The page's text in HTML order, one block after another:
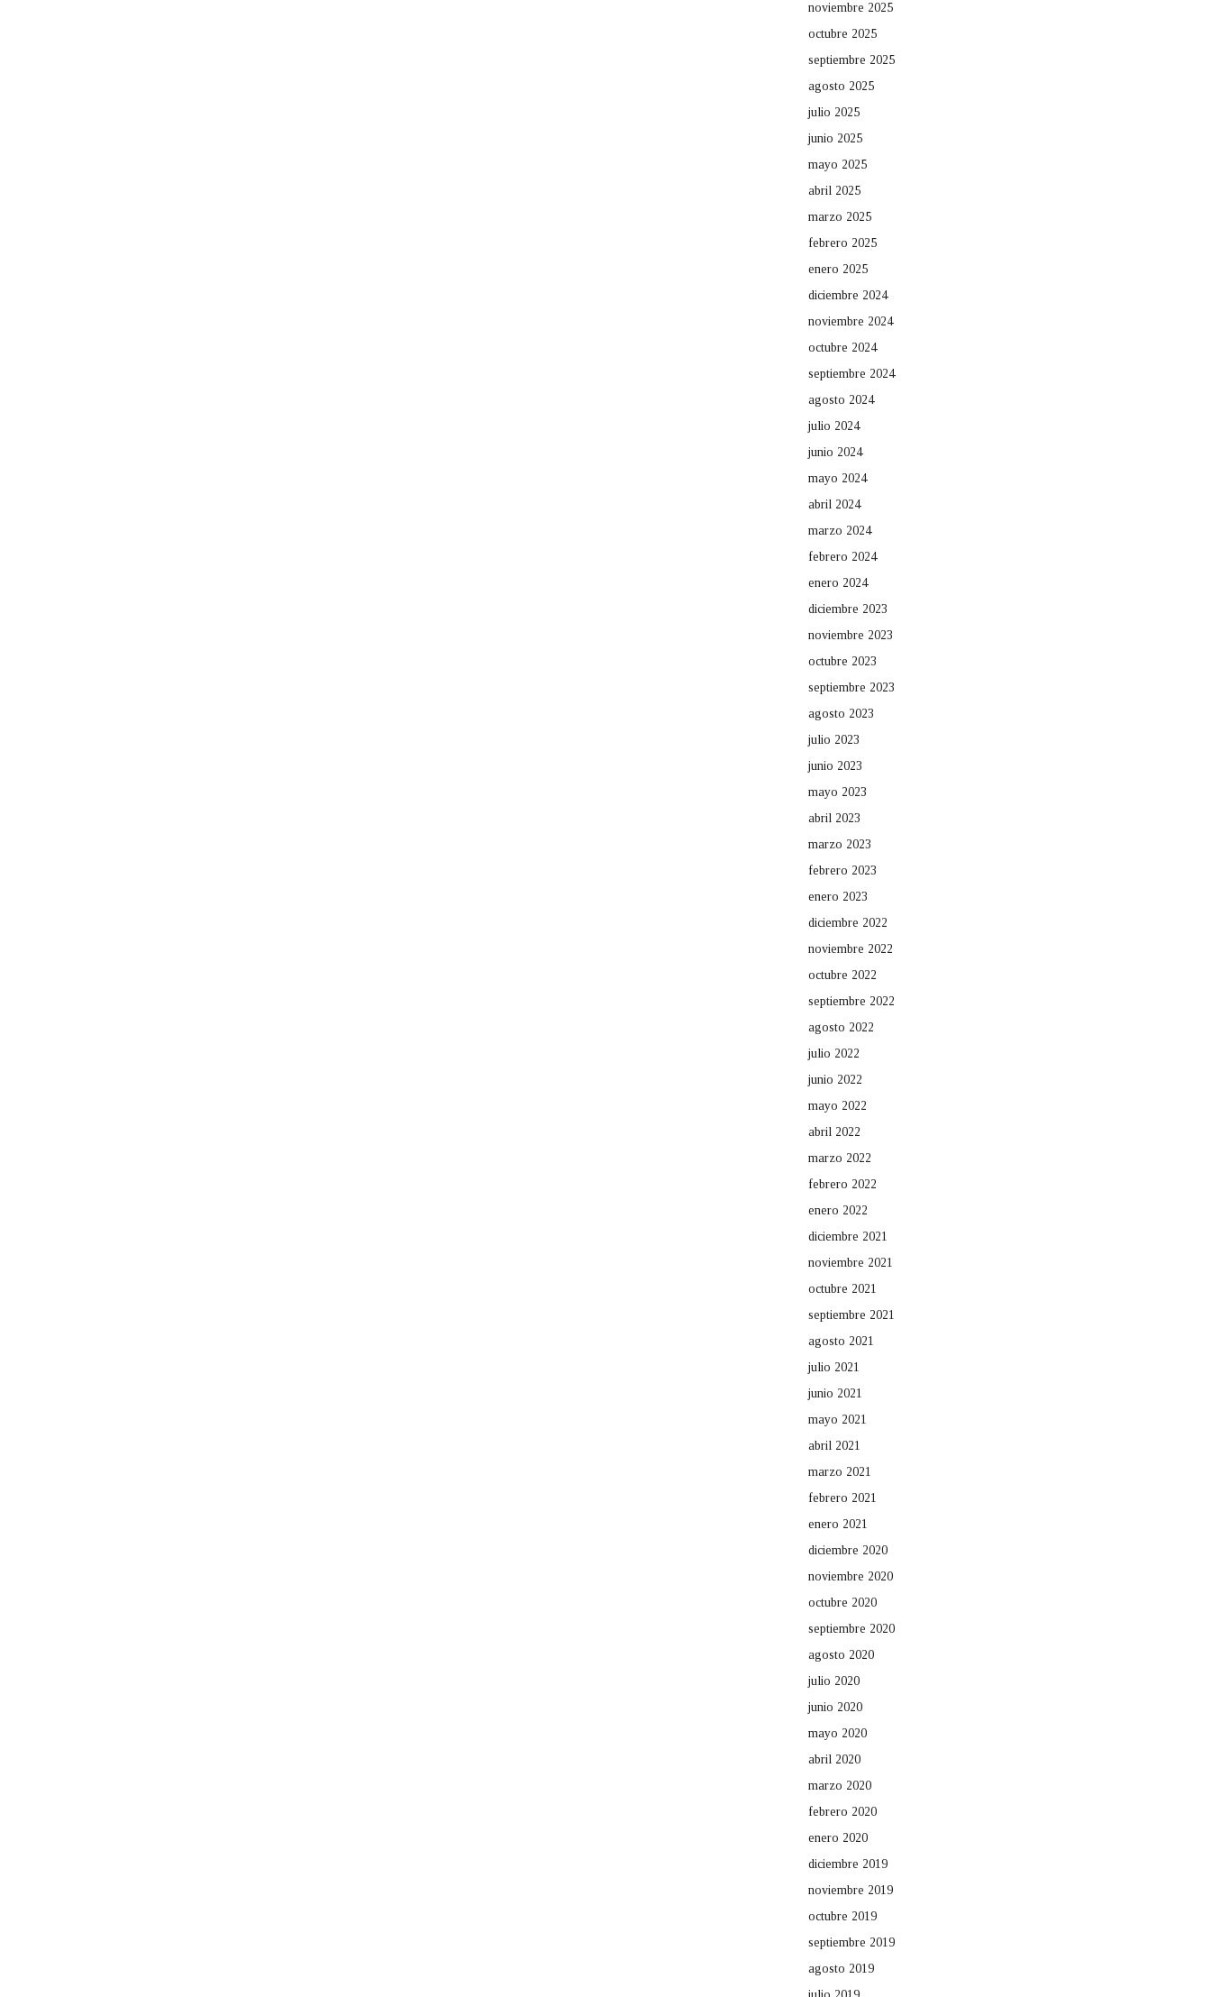
noviembre 2025
octubre 2025
septiembre 2025
agosto 2025
julio 2025
junio 2025
mayo 2025
abril 2025
marzo 2025
febrero 2025
enero 2025
diciembre 2024
noviembre 2024
octubre 2024
septiembre 2024
agosto 2024
julio 2024
junio 2024
mayo 2024
abril 2024
marzo 2024
febrero 2024
enero 2024
diciembre 2023
noviembre 2023
octubre 2023
septiembre 2023
agosto 2023
julio 2023
junio 2023
mayo 2023
abril 2023
marzo 2023
febrero 2023
enero 2023
diciembre 2022
noviembre 2022
octubre 2022
septiembre 2022
agosto 2022
julio 2022
junio 2022
mayo 2022
abril 2022
marzo 2022
febrero 2022
enero 2022
diciembre 2021
noviembre 2021
octubre 2021
septiembre 2021
agosto 2021
julio 2021
junio 2021
mayo 2021
abril 2021
marzo 2021
febrero 2021
enero 2021
diciembre 2020
noviembre 2020
octubre 2020
septiembre 2020
agosto 2020
julio 2020
junio 2020
mayo 2020
abril 2020
marzo 2020
febrero 2020
enero 2020
diciembre 2019
noviembre 2019
octubre 2019
septiembre 2019
agosto 2019